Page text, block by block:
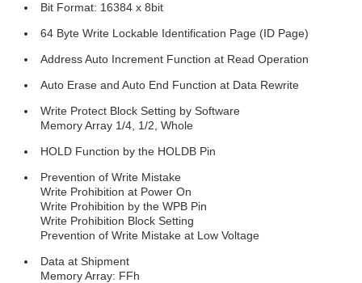
Bit Format: 16384 x 8bit
64 Byte Write Lockable Identification Page (ID Page)
Address Auto Increment Function at Read Operation
Auto Erase and Auto End Function at Data Rewrite
Write Protect Block Setting by Software
Memory Array 1/4, 1/2, Whole
HOLD Function by the HOLDB Pin
Prevention of Write Mistake
Write Prohibition at Power On
Write Prohibition by the WPB Pin
Write Prohibition Block Setting
Prevention of Write Mistake at Low Voltage
Data at Shipment
Memory Array: FFh